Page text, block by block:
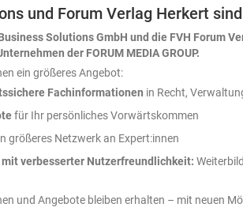
falsche Formel mit derselben Überzeugung
wie eine richtige. Es kennt keinen Zweifel.
Genau darin liegt die eigentliche
KI verarbeiten. Den Zweifel, den das Modell
nicht hat, muss der Mensch beisteuern –
zwar an zwei Stellen: einmal zu Beginn,
präzise Eingaben, und anschließend beim
Ergebnis, durch konsequente Kontrolle. Zwei
Tore, durch die jedes KI-Ergebnis muss,
Produkten und Quartalswerten. Die
und Forum Verlag Herkert
Solutions GmbH und die FVH Forum
der FORUM MEDIA GROUP.
ein größeres Angebot:
Fachinformationen in Recht,
für Ihr persönliches Vorwärtskommen
größeres Netzwerk an Expert:innen
verbesserter Nutzerfreundlichkeit:
und Angebote bleiben erhalten – mit neuen